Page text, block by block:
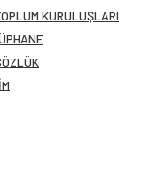
KURULUŞLARI